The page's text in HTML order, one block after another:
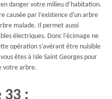
danger votre milieu d’habitation.
causée par l’existence d'un arbre
malade. Il permet aussi
électriques. Donc l'écimage ne
opération s’avérant être nuisible
êtes à Isle Saint Georges pour
votre arbre.
33 :